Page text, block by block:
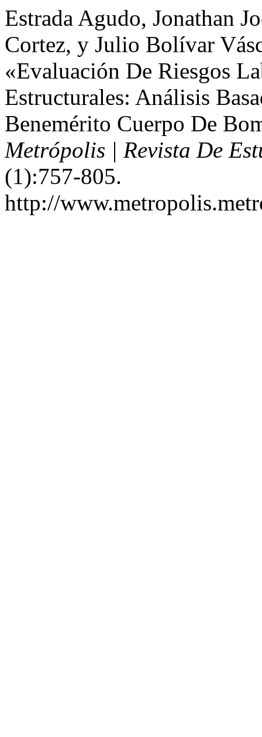
Estrada Agudo, Jonathan
Cortez, y Julio Bolívar
«Evaluación De Riesgos
Estructurales: Análisis
Benemérito Cuerpo De
Metrópolis | Revista De
(1):757-805.
http://